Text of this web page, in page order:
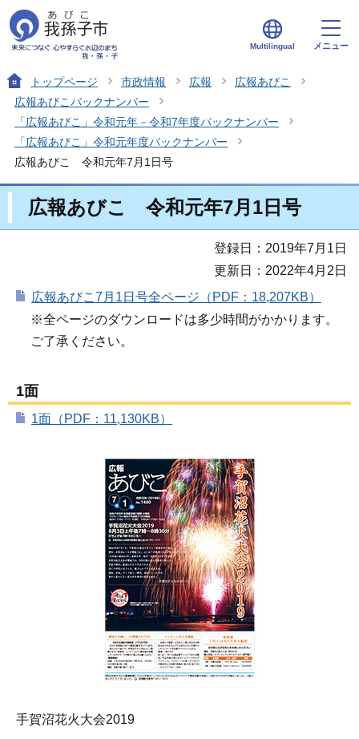
Multilingual メニュー
トップページ 市政情報 広報
広報あびこ
広報あびこバックナンバー
「広報あびこ」令和元年－令和7年度バックナンバー
「広報あびこ」令和元年度バックナンバー
広報あびこ 令和元年7月1日号
広報あびこ 令和元年7月1日号
登録日：2019年7月1日
更新日：2022年4月2日
広報あびこ7月1日号全ページ（PDF：18,207KB）
※全ページのダウンロードは多少時間がかかります。
ご了承ください。
1面
1面（PDF：11,130KB）
手賀沼花火大会2019